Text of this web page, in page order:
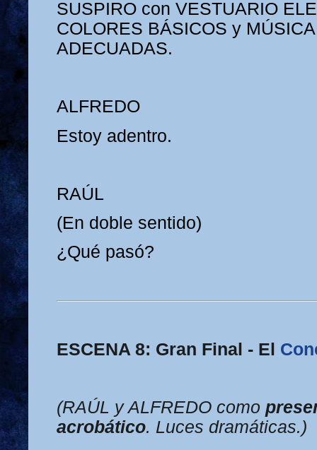
SUSPIRO con VESTUARIO
COLORES BÁSICOS y
ADECUADAS.
ALFREDO
Estoy adentro.
RAÚL
(En doble sentido)
¿Qué pasó?
ESCENA 8: Gran Final - El
(RAÚL y ALFREDO como
acrobático. Luces dramáticas.)